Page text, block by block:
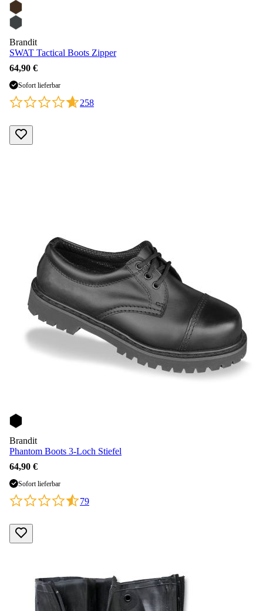
Brandit
SWAT Tactical Boots Zipper
64,90 €
Sofort lieferbar
258
Brandit
Phantom Boots 3-Loch Stiefel
64,90 €
Sofort lieferbar
79